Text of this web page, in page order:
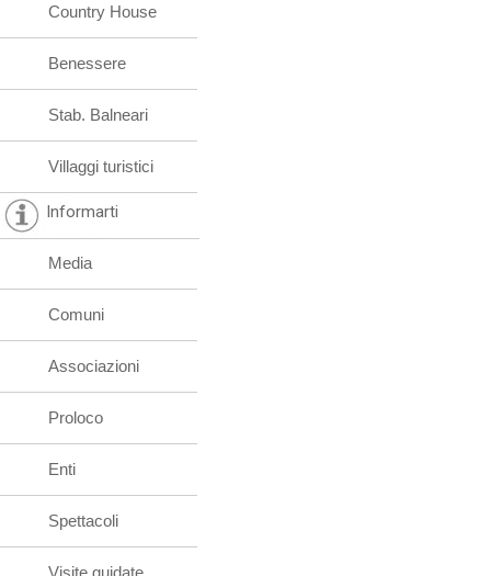
Country House
Benessere
Stab. Balneari
Villaggi turistici
Informarti
Media
Comuni
Associazioni
Proloco
Enti
Spettacoli
Visite guidate